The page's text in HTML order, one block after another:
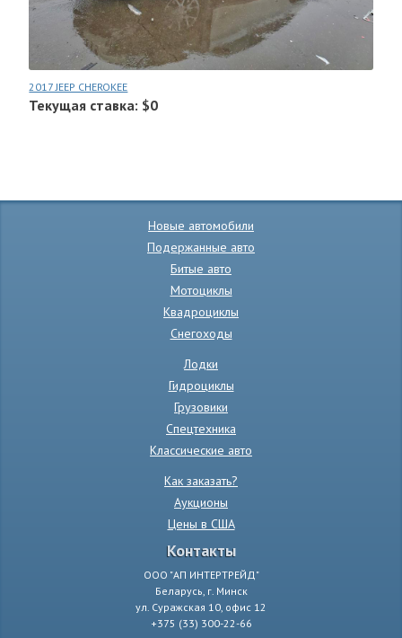
2017 JEEP CHEROKEE
Текущая ставка: $0
Новые автомобили
Подержанные авто
Битые авто
Мотоциклы
Квадроциклы
Снегоходы
Лодки
Гидроциклы
Грузовики
Спецтехника
Классические авто
Как заказать?
Аукционы
Цены в США
Контакты
ООО "АП ИНТЕРТРЕЙД"
Беларусь, г. Минск
ул. Суражская 10, офис 12
+375 (33) 300-22-66